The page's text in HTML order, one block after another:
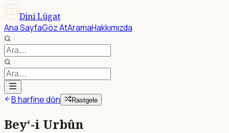
Dini Lügat
Ana SayfaGöz AtAramaHakkımızda
B harfine dön Rastgele
Bey‘-i Urbûn